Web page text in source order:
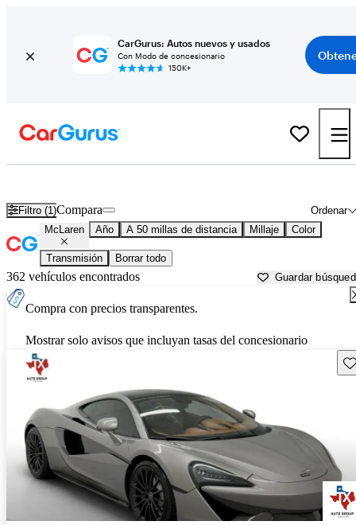
CarGurus: Autos nuevos y usados
Con Modo de concesionario
150K+
Filtro (1) Ordenar
Compara
McLaren Año A 50 millas de distancia Millaje Color
Transmisión Borrar todo
362 vehículos encontrados Guardar
Compra con precios transparentes.
Mostrar solo avisos que incluyan tasas del concesionario